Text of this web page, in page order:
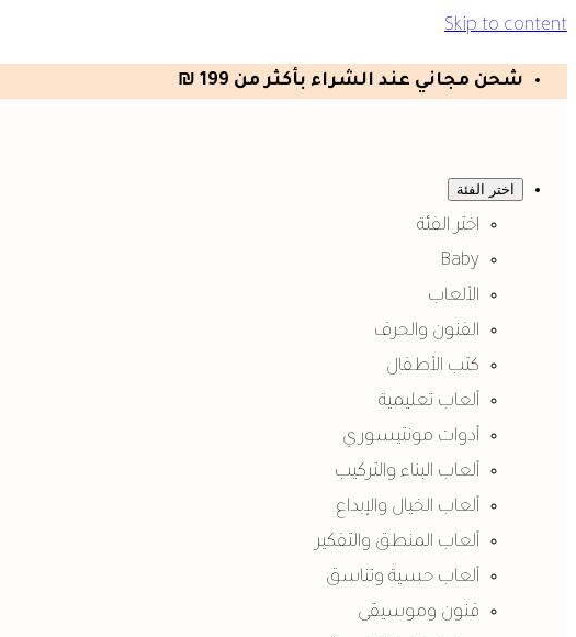
Skip to content
شحن مجاني عند الشراء بأكثر من 199 ₪
اختر الفئة
اختر الفئة
Baby
الألعاب
الفنون والحرف
كتب الأطفال
ألعاب تعليمية
أدوات مونتيسوري
ألعاب البناء والتركيب
ألعاب الخيال والإبداع
ألعاب المنطق والتفكير
ألعاب حسية وتناسق
فنون وموسيقى